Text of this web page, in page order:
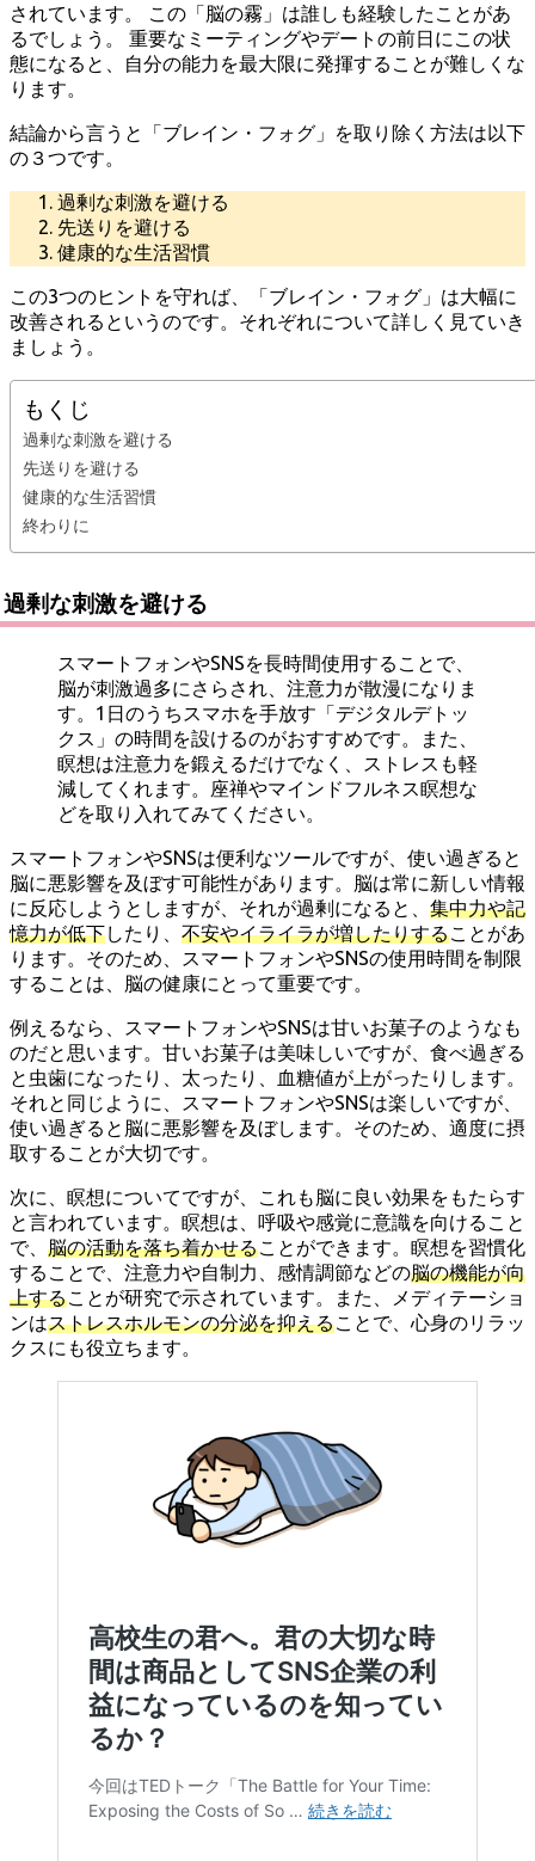
されています。 この「脳の霧」は誰しも経験したことがあ
るでしょう。 重要なミーティングやデートの前日にこの状
態になると、自分の能力を最大限に発揮することが難しくな
ります。
結論から言うと「ブレイン・フォグ」を取り除く方法は以下
の３つです。
過剰な刺激を避ける
先送りを避ける
健康的な生活習慣
この3つのヒントを守れば、「ブレイン・フォグ」は大幅に
改善されるというのです。それぞれについて詳しく見ていき
ましょう。
もくじ
過剰な刺激を避ける
先送りを避ける
健康的な生活習慣
終わりに
過剰な刺激を避ける
スマートフォンやSNSを長時間使用することで、
脳が刺激過多にさらされ、注意力が散漫になりま
す。1日のうちスマホを手放す「デジタルデトッ
クス」の時間を設けるのがおすすめです。また、
瞑想は注意力を鍛えるだけでなく、ストレスも軽
減してくれます。座禅やマインドフルネス瞑想な
どを取り入れてみてください。
スマートフォンやSNSは便利なツールですが、使い過ぎると
脳に悪影響を及ぼす可能性があります。脳は常に新しい情報
に反応しようとしますが、それが過剰になると、 集中力や記
憶力が低下したり、 不安やイライラが増したりする ことがあ
ります。そのため、スマートフォンやSNSの使用時間を制限
することは、脳の健康にとって重要です。
例えるなら、スマートフォンやSNSは甘いお菓子のようなも
のだと思います。甘いお菓子は美味しいですが、食べ過ぎる
と虫歯になったり、太ったり、血糖値が上がったりします。
それと同じように、スマートフォンやSNSは楽しいですが、
使い過ぎると脳に悪影響を及ぼします。そのため、適度に摂
取することが大切です。
次に、瞑想についてですが、これも脳に良い効果をもたらす
と言われています。瞑想は、呼吸や感覚に意識を向けること
で、 脳の活動を落ち着かせる ことができます。瞑想を習慣化
することで、注意力や自制力、感情調節などの脳の機能が向
上する ことが研究で示されています。また、メディテーショ
ンはストレスホルモンの分泌を抑える ことで、心身のリラッ
クスにも役立ちます。